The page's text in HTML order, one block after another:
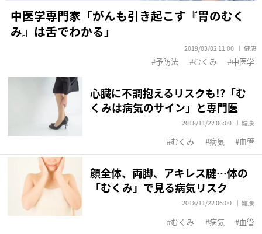
中医学専門家「がんも引き起こす『胃のむく
み』は舌でわかる」
2019/03/02 11:00 健康
予防法 むくみ 中医学
心臓に不調抱えるリスクも!?「む
くみは病気のサイン」と専門医
2018/11/22 06:00 健康
むくみ 病気 血管
顔全体、両脚、アキレス腱…体の
「むくみ」で見る病気リスク
2018/11/22 06:00 健康
むくみ 病気 血管